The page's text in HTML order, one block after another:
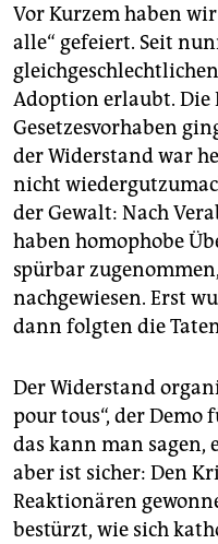
unterstützen
abo
genossenschaft
epaper login
Vor Kurzem haben
alle“ gefeiert. Seit
Adoption erlaubt. Die
Gesetzesvorhaben
der Widerstand war
nicht
der Gewalt: Nach
haben homophobe
spürbar
nachgewiesen. Erst
dann folgten die
Der Widerstand
pour tous“, der Demo
das kann man sagen,
aber ist sicher: Den
Reaktionären
bestürzt, wie sich